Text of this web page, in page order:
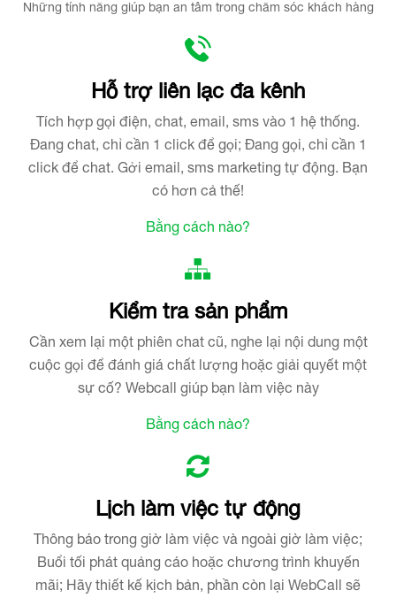
Những tính năng giúp bạn an tâm trong chăm sóc khách hàng
Hỗ trợ liên lạc đa kênh
Tích hợp gọi điện, chat, email, sms vào 1 hệ thống.
Đang chat, chỉ cần 1 click để gọi; Đang gọi, chỉ cần 1
click để chat. Gởi email, sms marketing tự động. Bạn
có hơn cả thế!
Bằng cách nào?
Kiểm tra sản phẩm
Cần xem lại một phiên chat cũ, nghe lại nội dung một
cuộc gọi để đánh giá chất lượng hoặc giải quyết một
sự cố? Webcall giúp bạn làm việc này
Bằng cách nào?
Lịch làm việc tự động
Thông báo trong giờ làm việc và ngoài giờ làm việc;
Buổi tối phát quảng cáo hoặc chương trình khuyến
mãi; Hãy thiết kế kịch bản, phần còn lại WebCall sẽ